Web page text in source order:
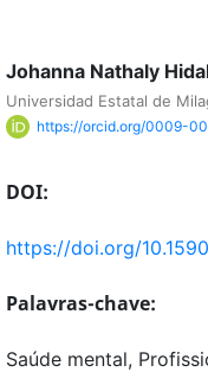
Johanna Nathaly
Universidad Estatal de
https://orcid.org/0009-
DOI:
https://doi.org/
Palavras-chave:
Saúde mental,